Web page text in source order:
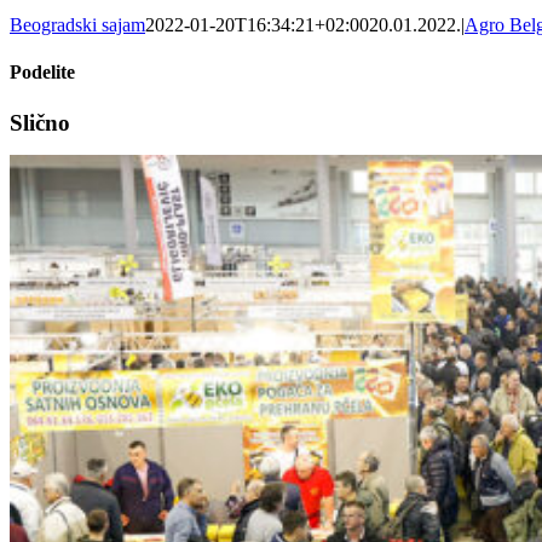
Beogradski sajam2022-01-20T16:34:21+02:0020.01.2022.|Agro
Podelite
Facebook
X
Tumblr
Pinterest
Email
Slično